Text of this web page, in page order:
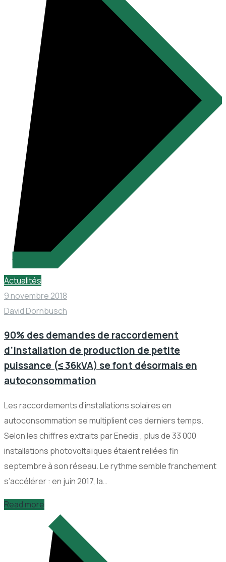
Actualités
9 novembre 2018
David Dornbusch
90% des demandes de raccordement
d’installation de production de petite
puissance (≤ 36kVA) se font désormais en
autoconsommation
Les raccordements d’installations solaires en
autoconsommation se multiplient ces derniers temps.
Selon les chiffres extraits par Enedis , plus de 33 000
installations photovoltaïques étaient reliées fin
septembre à son réseau. Le rythme semble franchement
s’accélérer : en juin 2017, la…
Read more